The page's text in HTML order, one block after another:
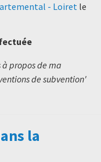
- Loiretle
à propos de ma
de subvention'
la